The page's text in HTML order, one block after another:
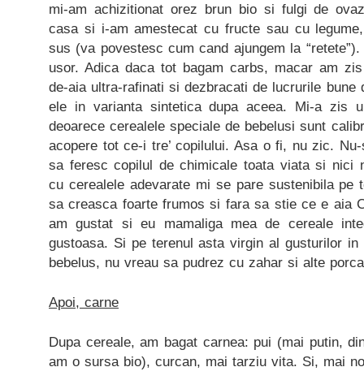
mi-am achizitionat orez brun bio si fulgi de
casa si i-am amestecat cu fructe sau cu
sus (va povestesc cum cand ajungem la
usor. Adica daca tot bagam carbs, macar am
de-aia ultra-rafinati si dezbracati de lucrurile bune
ele in varianta sintetica dupa aceea. Mi-a zis
deoarece cerealele speciale de bebelusi sunt
acopere tot ce-i tre’ copilului. Asa o fi, nu zic.
sa feresc copilul de chimicale toata viata si nici
cu cerealele adevarate mi se pare sustenibila pe
sa creasca foarte frumos si fara sa stie ce e aia
am gustat si eu mamaliga mea de cereale
gustoasa. Si pe terenul asta virgin al gusturilor
bebelus, nu vreau sa pudrez cu zahar si alte
Apoi, carne
Dupa cereale, am bagat carnea: pui (mai putin,
am o sursa bio), curcan, mai tarziu vita. Si, mai